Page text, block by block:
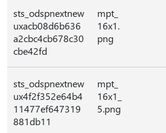
sts_odspnextnew
uxacb08d6b636
a2cbc4cb678c30
cbe42fd
mpt_
16x1.
png
sts_odspnextnew
ux4f2f352e64b4
11477ef647319
881db11
mpt_
16x1_
5.png